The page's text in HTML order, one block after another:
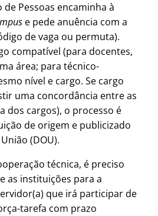
Pessoas encaminha à
e pede anuência com a
de vaga ou permuta).
compatível (para docentes,
área; para técnico-
nível e cargo. Se cargo
uma concordância entre as
dos cargos), o processo é
de origem e publicizado
(DOU).
técnica, é preciso
as instituições para a
que irá participar de
tarefa com prazo